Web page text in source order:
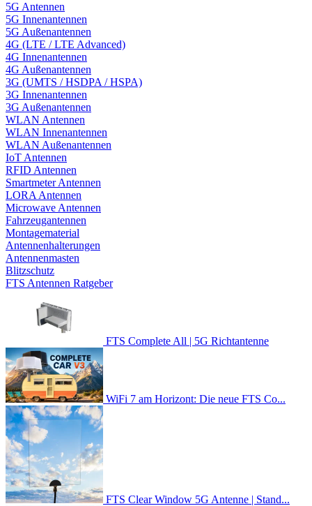
5G Antennen
5G Innenantennen
5G Außenantennen
4G (LTE / LTE Advanced)
4G Innenantennen
4G Außenantennen
3G (UMTS / HSDPA / HSPA)
3G Innenantennen
3G Außenantennen
WLAN Antennen
WLAN Innenantennen
WLAN Außenantennen
IoT Antennen
RFID Antennen
Smartmeter Antennen
LORA Antennen
Microwave Antennen
Fahrzeugantennen
Montagematerial
Antennenhalterungen
Antennenmasten
Blitzschutz
FTS Antennen Ratgeber
FTS Complete All | 5G Richtantenne
WiFi 7 am Horizont: Die neue FTS Co...
FTS Clear Window 5G Antenne | Stand...